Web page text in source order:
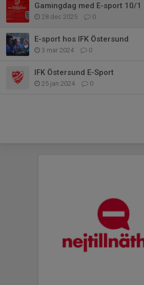
Gamingdag med E-sport 10/1
28 dec 2025 0
E-sport hos IFK Östersund
3 mar 2024 0
IFK Östersund E-Sport
25 jan 2024 0